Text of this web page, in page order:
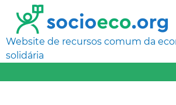
Website de recursos comum da
solidária